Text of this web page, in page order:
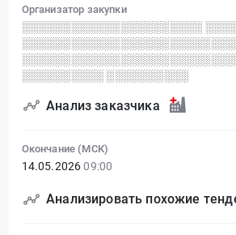
Организатор закупки
░░░░░░░░░░░░░░░░░░░░░░
░░░░░░░░░░ ░░░░░░░░░░
Анализ заказчика
Окончание (МСК)
14.05.2026 09:00
Анализировать похожие